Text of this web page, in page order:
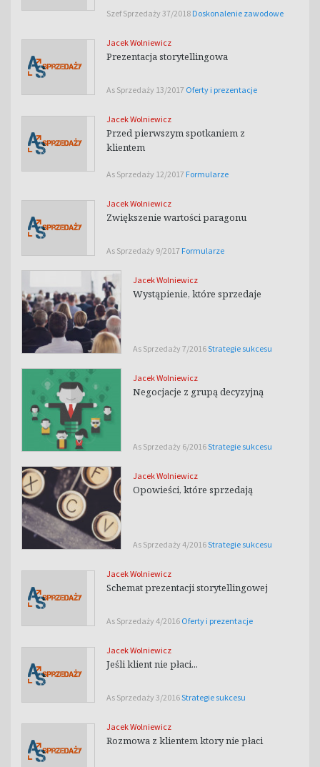
Szef Sprzedaży 37/2018 Doskonalenie zawodowe
Jacek Wolniewicz
Prezentacja storytellingowa
As Sprzedaży 13/2017 Oferty i prezentacje
Jacek Wolniewicz
Przed pierwszym spotkaniem z
klientem
As Sprzedaży 12/2017 Formularze
Jacek Wolniewicz
Zwiększenie wartości paragonu
As Sprzedaży 9/2017 Formularze
Jacek Wolniewicz
Wystąpienie, które sprzedaje
As Sprzedaży 7/2016Strategie sukcesu
Jacek Wolniewicz
Negocjacje z grupą decyzyjną
As Sprzedaży 6/2016Strategie sukcesu
Jacek Wolniewicz
Opowieści, które sprzedają
As Sprzedaży 4/2016Strategie sukcesu
Jacek Wolniewicz
Schemat prezentacji storytellingowej
As Sprzedaży 4/2016 Oferty i prezentacje
Jacek Wolniewicz
Jeśli klient nie płaci...
As Sprzedaży 3/2016Strategie sukcesu
Jacek Wolniewicz
Rozmowa z klientem ktory nie płaci